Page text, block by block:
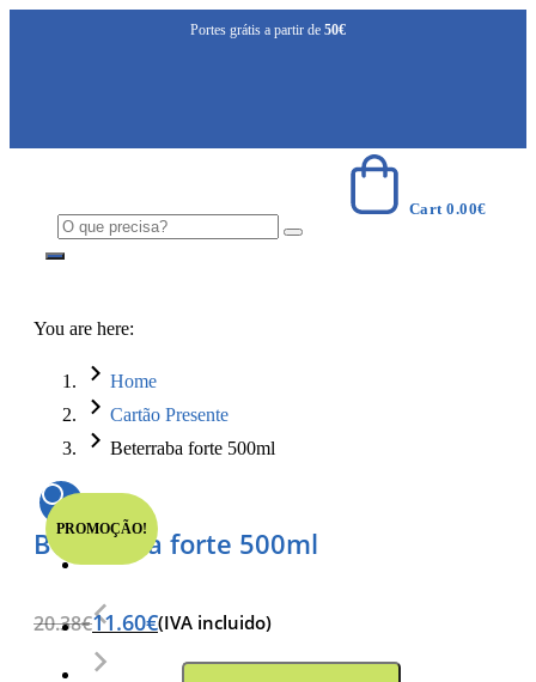
Portes grátis a partir de 50€
Cart0.00€
You are here:
Home
Cartão Presente
Beterraba forte 500ml
PROMOÇÃO!
Beterraba forte 500ml
20.38€11.60€(IVA incluido)